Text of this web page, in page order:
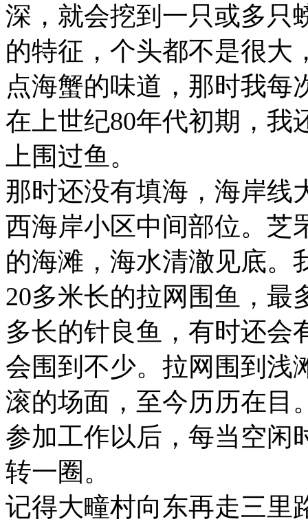
深，就会挖到一只或多只
的特征，个头都不是很大
点海蟹的味道，那时我每
在上世纪80年代初期，我
上围过鱼。
那时还没有填海，海岸线
西海岸小区中间部位。芝
的海滩，海水清澈见底。
20多米长的拉网围鱼，最
多长的针良鱼，有时还会
会围到不少。拉网围到浅
滚的场面，至今历历在目
参加工作以后，每当空闲
转一圈。
记得大疃村向东再走三里